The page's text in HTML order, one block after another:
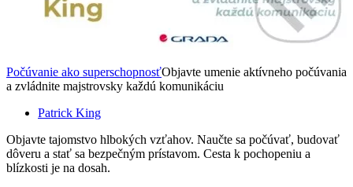
Počúvanie ako superschopnosťObjavte umenie aktívneho počúvania
a zvládnite majstrovsky každú komunikáciu
Patrick King
Objavte tajomstvo hlbokých vzťahov. Naučte sa počúvať, budovať
dôveru a stať sa bezpečným prístavom. Cesta k pochopeniu a
blízkosti je na dosah.